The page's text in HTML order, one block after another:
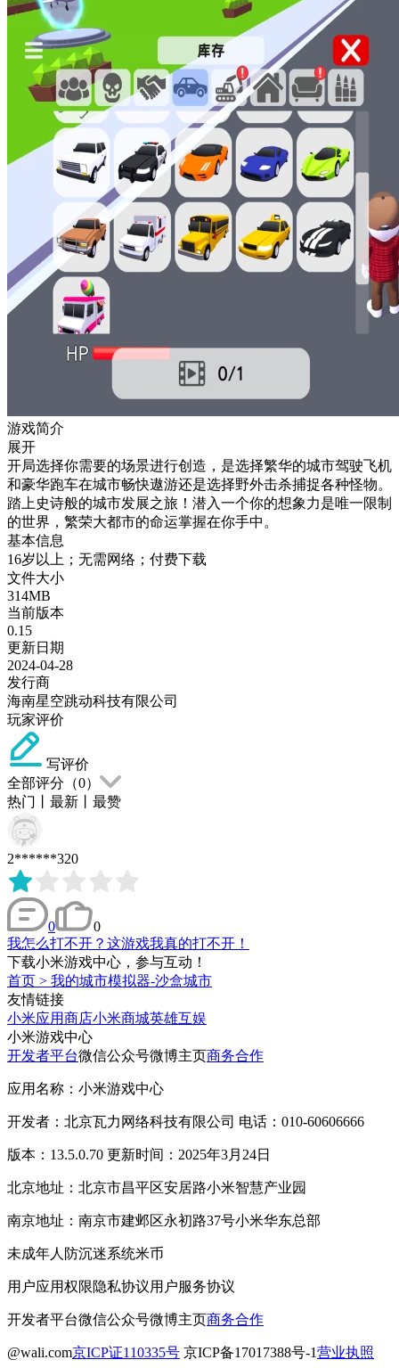
游戏简介
展开
开局选择你需要的场景进行创造，是选择繁华的城市驾驶飞机
和豪华跑车在城市畅快遨游还是选择野外击杀捕捉各种怪物。
踏上史诗般的城市发展之旅！潜入一个你的想象力是唯一限制
的世界，繁荣大都市的命运掌握在你手中。
基本信息
16岁以上；无需网络；付费下载
文件大小
314MB
当前版本
0.15
更新日期
2024-04-28
发行商
海南星空跳动科技有限公司
玩家评价
写评价
全部评分（0）
热门
最新 最赞
2******320
0
0
我怎么打不开？这游戏我真的打不开！
下载小米游戏中心，参与互动！
首页 > 我的城市模拟器-沙盒城市
友情链接
小米应用商店小米商城英雄互娱
小米游戏中心
开发者平台微信公众号微博主页商务合作
应用名称：小米游戏中心
开发者：北京瓦力网络科技有限公司 电话：010-60606666
版本：13.5.0.70 更新时间：2025年3月24日
北京地址：北京市昌平区安居路小米智慧产业园
南京地址：南京市建邺区永初路37号小米华东总部
未成年人防沉迷系统米币
用户应用权限隐私协议用户服务协议
开发者平台微信公众号微博主页商务合作
@wali.com京ICP证110335号 京ICP备17017388号-1营业执照